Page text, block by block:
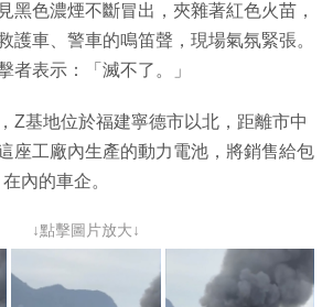
黑色濃煙不斷冒出，夾雜著紅色火苗，
護車、警車的鳴笛聲，現場氣氛緊張。
者表示：「滅不了。」
Z基地位於福建寧德市以北，距離市中
座工廠內生產的動力電池，將銷售給包
內的車企。
↓點擊圖片放大↓